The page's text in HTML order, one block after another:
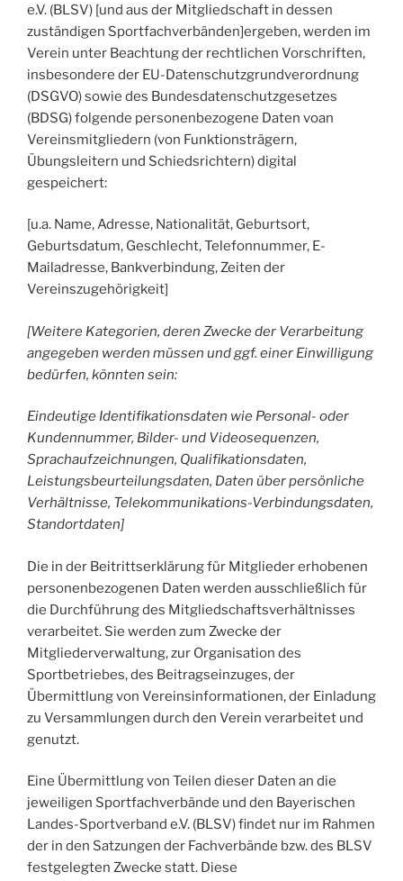
e.V. (BLSV) [und aus der Mitgliedschaft in dessen
zuständigen Sportfachverbänden]ergeben, werden im
Verein unter Beachtung der rechtlichen Vorschriften,
insbesondere der EU-Datenschutzgrundverordnung
(DSGVO) sowie des Bundesdatenschutzgesetzes
(BDSG) folgende personenbezogene Daten voan
Vereinsmitgliedern (von Funktionsträgern,
Übungsleitern und Schiedsrichtern) digital
gespeichert:
[u.a. Name, Adresse, Nationalität, Geburtsort,
Geburtsdatum, Geschlecht, Telefonnummer, E-
Mailadresse, Bankverbindung, Zeiten der
Vereinszugehörigkeit]
[Weitere Kategorien, deren Zwecke der Verarbeitung
angegeben werden müssen und ggf. einer Einwilligung
bedürfen, könnten sein:
Eindeutige Identifikationsdaten wie Personal- oder
Kundennummer, Bilder- und Videosequenzen,
Sprachaufzeichnungen, Qualifikationsdaten,
Leistungsbeurteilungsdaten, Daten über persönliche
Verhältnisse, Telekommunikations-Verbindungsdaten,
Standortdaten]
Die in der Beitrittserklärung für Mitglieder erhobenen
personenbezogenen Daten werden ausschließlich für
die Durchführung des Mitgliedschaftsverhältnisses
verarbeitet. Sie werden zum Zwecke der
Mitgliederverwaltung, zur Organisation des
Sportbetriebes, des Beitragseinzuges, der
Übermittlung von Vereinsinformationen, der Einladung
zu Versammlungen durch den Verein verarbeitet und
genutzt.
Eine Übermittlung von Teilen dieser Daten an die
jeweiligen Sportfachverbände und den Bayerischen
Landes-Sportverband e.V. (BLSV) findet nur im Rahmen
der in den Satzungen der Fachverbände bzw. des BLSV
festgelegten Zwecke statt. Diese